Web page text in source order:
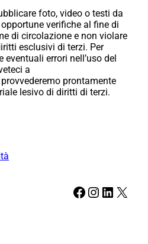
foto, video o testi da
verifiche al fine di
di circolazione e non violare
esclusivi di terzi. Per
errori nell’uso del
a
prontamente
lesivo di diritti di terzi.
Facebook Instagram LinkedIn X